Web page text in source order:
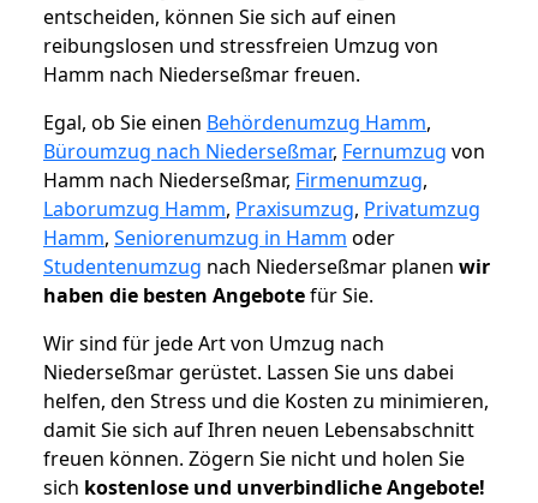
entscheiden, können Sie sich auf einen
reibungslosen und stressfreien Umzug von
Hamm nach Niederseßmar freuen.
Egal, ob Sie einen Behördenumzug Hamm,
Büroumzug nach Niederseßmar, Fernumzug von
Hamm nach Niederseßmar, Firmenumzug,
Laborumzug Hamm, Praxisumzug, Privatumzug
Hamm, Seniorenumzug in Hamm oder
Studentenumzug nach Niederseßmar planen wir
haben die besten Angebotefür Sie.
Wir sind für jede Art von Umzug nach
Niederseßmar gerüstet. Lassen Sie uns dabei
helfen, den Stress und die Kosten zu minimieren,
damit Sie sich auf Ihren neuen Lebensabschnitt
freuen können. Zögern Sie nicht und holen Sie
sich kostenlose und unverbindliche Angebote!